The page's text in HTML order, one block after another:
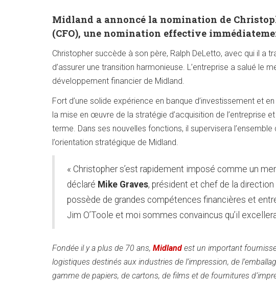
Midland a annoncé la nomination de
(CFO), une nomination effective
Christopher succède à son père, Ralph DeLetto, avec qui il a
d’assurer une transition harmonieuse. L’entreprise a salué le
développement financier de Midland.
Fort d’une solide expérience en banque d’investissement et
la mise en œuvre de la stratégie d’acquisition de l’entreprise
terme. Dans ses nouvelles fonctions, il supervisera
l’orientation stratégique de Midland.
« Christopher s’est rapidement imposé comme un
déclaré Mike Graves, président et chef de la
possède de grandes compétences financières et
Jim O’Toole et moi sommes convaincus qu’il
Fondée il y a plus de 70 ans, Midland est un important
logistiques destinés aux industries de l’impression, de
gamme de papiers, de cartons, de films et de fournitures